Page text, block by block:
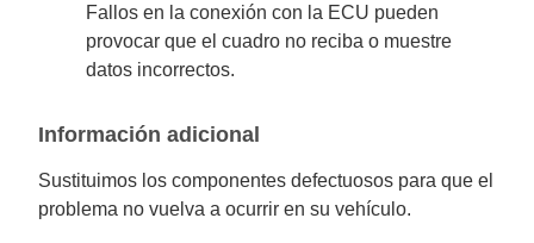
Fallos en la conexión con la ECU pueden
provocar que el cuadro no reciba o muestre
datos incorrectos.
Información adicional
Sustituimos los componentes defectuosos para que el
problema no vuelva a ocurrir en su vehículo.